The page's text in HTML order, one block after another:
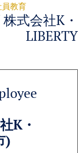
教育
式会社K・
LIBERTY
K・
)